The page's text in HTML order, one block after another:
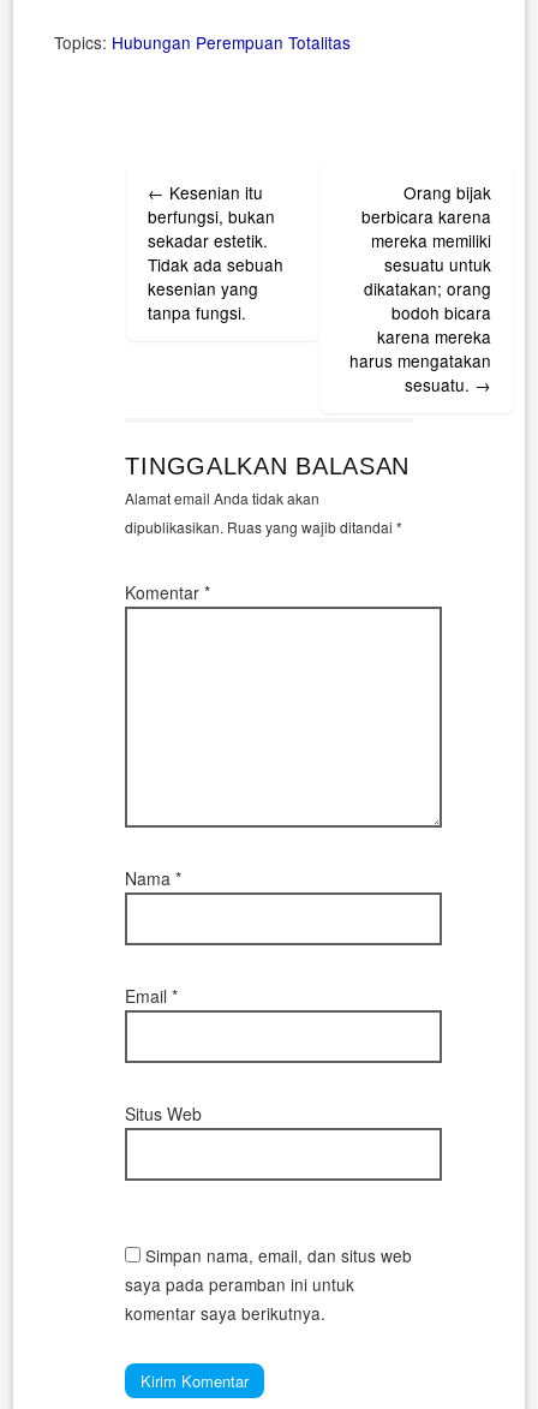
Topics: Hubungan Perempuan Totalitas
navigation
← Kesenian itu
berfungsi, bukan
sekadar estetik.
Tidak ada sebuah
kesenian yang
tanpa fungsi.
Orang bijak
berbicara karena
mereka memiliki
sesuatu untuk
dikatakan; orang
bodoh bicara
karena mereka
harus mengatakan
sesuatu. →
TINGGALKAN BALASAN
Alamat email Anda tidak akan
dipublikasikan. Ruas yang wajib ditandai*
Komentar*
Nama*
Email*
Situs Web
Simpan nama, email, dan situs web
saya pada peramban ini untuk
komentar saya berikutnya.